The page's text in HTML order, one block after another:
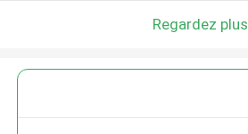
Regardez plus